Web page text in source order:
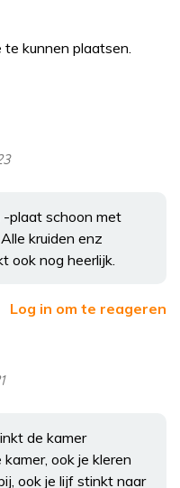
te kunnen plaatsen.
-plaat schoon met
kruiden enz
ook nog heerlijk.
Log in om te reageren
de kamer
ook je kleren
ook je lijf stinkt naar